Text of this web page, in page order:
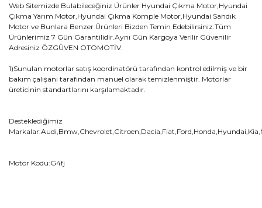
Web Sitemizde Bulabileceğiniz Ürünler Hyundai Çıkma Motor,Hyundai
Çıkma Yarım Motor,Hyundai Çıkma Komple Motor,Hyundai Sandık
Motor ve Bunlara Benzer Ürünleri Bizden Temin Edebilirsiniz.Tüm
Ürünlerimiz 7 Gün Garantilidir.Aynı Gün Kargoya Verilir Güvenilir
Adresiniz ÖZGÜVEN OTOMOTİV.
1)Sunulan motorlar satış koordinatörü tarafından kontrol edilmiş ve bir
bakım çalışanı tarafından manuel olarak temizlenmiştir. Motorlar
üreticinin standartlarını karşılamaktadır.
Desteklediğimiz
Motor Kodu:G4fj